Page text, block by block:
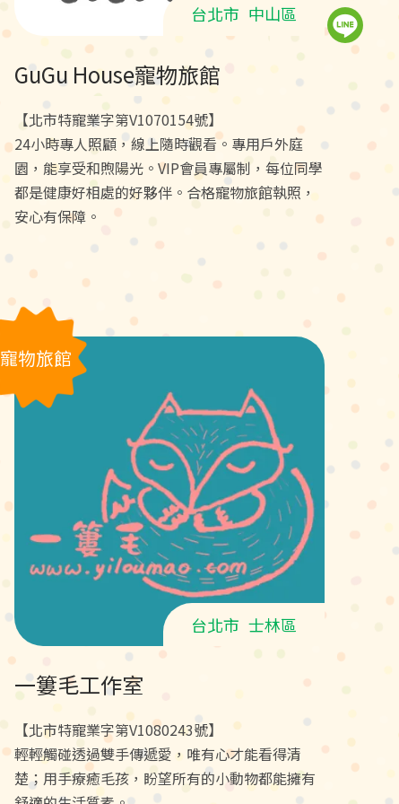
台北市 中山區
GuGu House寵物旅館
【北市特寵業字第V1070154號】
24小時專人照顧，線上隨時觀看。專用戶外庭
園，能享受和煦陽光。VIP會員專屬制，每位同學
都是健康好相處的好夥伴。合格寵物旅館執照，
安心有保障。
寵物旅館
台北市 士林區
一簍毛工作室
【北市特寵業字第V1080243號】
輕輕觸碰透過雙手傳遞愛，唯有心才能看得清
楚；用手療癒毛孩，盼望所有的小動物都能擁有